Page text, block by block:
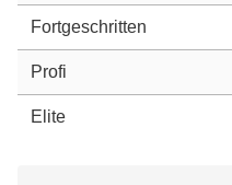
Fortgeschritten
Profi
Elite